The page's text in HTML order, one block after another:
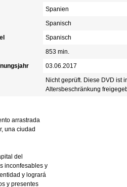
Spanien
Spanisch
Spanisch
853 min.
03.06.2017
Nicht geprüft. Diese DVD ist
Altersbeschränkung
arrastrada
una ciudad
del
inconfesables y
y logrará
y presentes